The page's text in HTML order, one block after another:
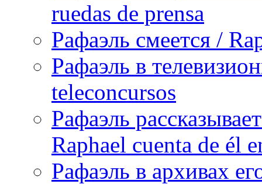
ruedas de prensa
Рафаэль смеется /
Рафаэль в
teleconcursos
Рафаэль
Raphael cuenta de él
Рафаэль в архивах